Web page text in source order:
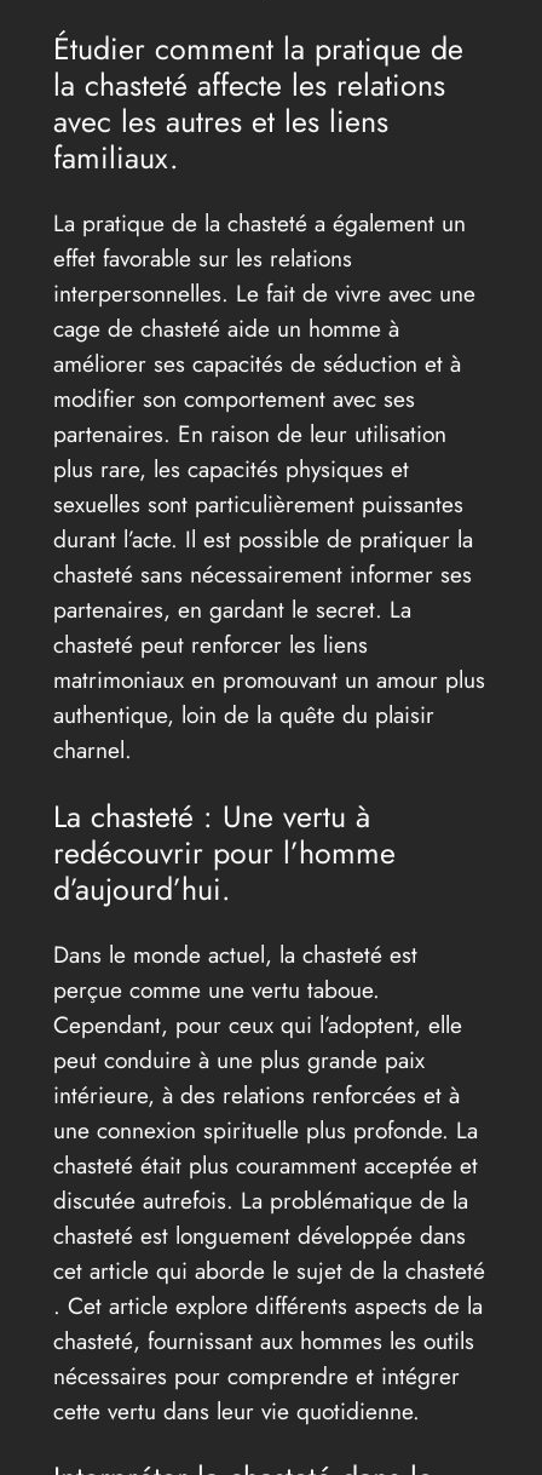
Étudier comment la pratique de
la chasteté affecte les relations
avec les autres et les liens
familiaux.
La pratique de la chasteté a également un
effet favorable sur les relations
interpersonnelles. Le fait de vivre avec une
cage de chasteté aide un homme à
améliorer ses capacités de séduction et à
modifier son comportement avec ses
partenaires. En raison de leur utilisation
plus rare, les capacités physiques et
sexuelles sont particulièrement puissantes
durant l’acte. Il est possible de pratiquer la
chasteté sans nécessairement informer ses
partenaires, en gardant le secret. La
chasteté peut renforcer les liens
matrimoniaux en promouvant un amour plus
authentique, loin de la quête du plaisir
charnel.
La chasteté : Une vertu à
redécouvrir pour l’homme
d’aujourd’hui.
Dans le monde actuel, la chasteté est
perçue comme une vertu taboue.
Cependant, pour ceux qui l’adoptent, elle
peut conduire à une plus grande paix
intérieure, à des relations renforcées et à
une connexion spirituelle plus profonde. La
chasteté était plus couramment acceptée et
discutée autrefois. La problématique de la
chasteté est longuement développée dans
cet article qui aborde le sujet de la chasteté
. Cet article explore différents aspects de la
chasteté, fournissant aux hommes les outils
nécessaires pour comprendre et intégrer
cette vertu dans leur vie quotidienne.